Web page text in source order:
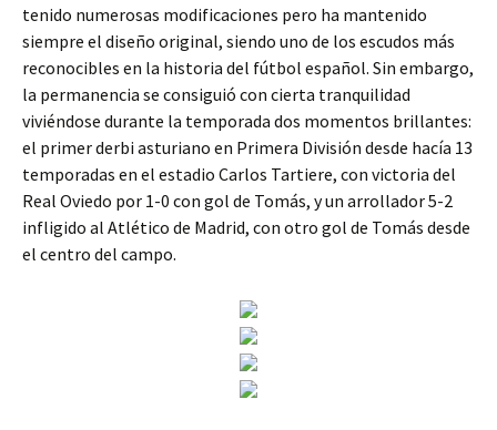
tenido numerosas modificaciones pero ha mantenido
siempre el diseño original, siendo uno de los escudos más
reconocibles en la historia del fútbol español. Sin embargo,
la permanencia se consiguió con cierta tranquilidad
viviéndose durante la temporada dos momentos brillantes:
el primer derbi asturiano en Primera División desde hacía 13
temporadas en el estadio Carlos Tartiere, con victoria del
Real Oviedo por 1-0 con gol de Tomás, y un arrollador 5-2
infligido al Atlético de Madrid, con otro gol de Tomás desde
el centro del campo.